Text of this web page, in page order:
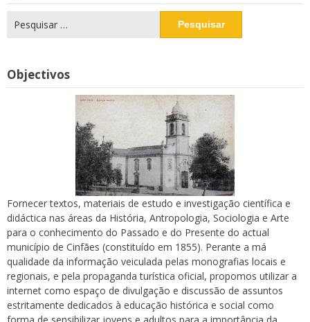
por:
Objectivos
Fornecer textos, materiais de estudo e investigação científica e
didáctica nas áreas da História, Antropologia, Sociologia e Arte
para o conhecimento do Passado e do Presente do actual
município de Cinfães (constituído em 1855). Perante a má
qualidade da informação veiculada pelas monografias locais e
regionais, e pela propaganda turística oficial, propomos utilizar a
internet como espaço de divulgação e discussão de assuntos
estritamente dedicados à educação histórica e social como